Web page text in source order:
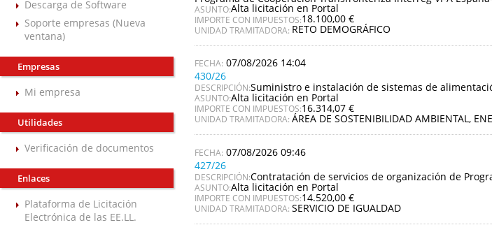
Descarga de Software
Soporte empresas (Nueva
ventana)
Empresas
Mi empresa
Utilidades
Verificación de documentos
Enlaces
Plataforma de Licitación
Electrónica de las EE.LL.
ASUNTO:Alta licitación en Portal
IMPORTE CON IMPUESTOS:18.100,00 €
UNIDAD TRAMITADORA: RETO DEMOGRÁFICO
07/08/2026 14:04
430/26
DESCRIPCIÓN:Suministro e instalación de sistemas de
ASUNTO:Alta licitación en Portal
IMPORTE CON IMPUESTOS:16.314,07 €
UNIDAD TRAMITADORA: ÁREA DE SOSTENIBILIDAD AMBIENTAL,
07/08/2026 09:46
427/26
DESCRIPCIÓN:Contratación de servicios de organización de
ASUNTO:Alta licitación en Portal
IMPORTE CON IMPUESTOS:14.520,00 €
UNIDAD TRAMITADORA: SERVICIO DE IGUALDAD